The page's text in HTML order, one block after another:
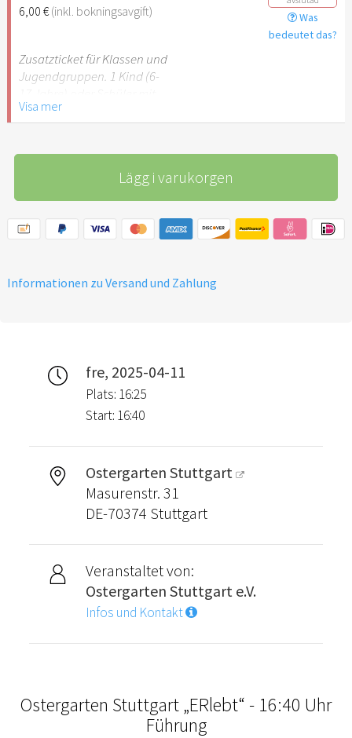
Hinweis: Für Kinder unter 6
Stuttgart nicht
empfehlenswert.
6,00 €(inkl. bokningsavgift)
Was
bedeutet das?
Zusatzticket für Klassen und
Jugendgruppen. 1 Kind (6-
Schülerausweis.
empfehlenswert.
Visa mer
Lägg i varukorgen
Informationen zu Versand und Zahlung
fre, 2025-04-11
Plats: 16:25
Start: 16:40
Ostergarten Stuttgart
Masurenstr. 31
DE-70374 Stuttgart
Veranstaltet von:
Ostergarten Stuttgart e.V.
Infos und Kontakt
Ostergarten Stuttgart „ERlebt“ - 16:40 Uhr
Führung